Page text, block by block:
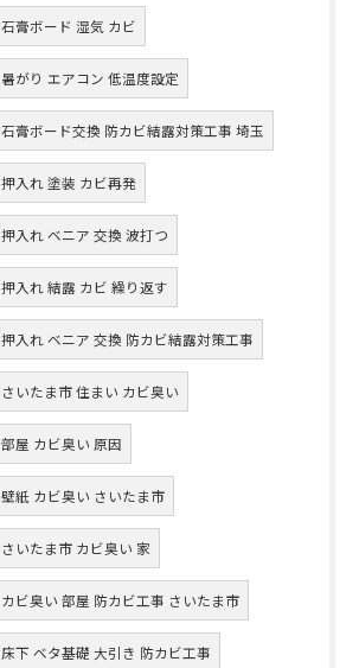
石膏ボード 湿気 カビ
暑がり エアコン 低温度設定
石膏ボード交換 防カビ結露対策工事 埼玉
押入れ 塗装 カビ再発
押入れ ベニア 交換 波打つ
押入れ 結露 カビ 繰り返す
押入れ ベニア 交換 防カビ結露対策工事
さいたま市 住まい カビ臭い
部屋 カビ臭い 原因
壁紙 カビ臭い さいたま市
さいたま市 カビ臭い 家
カビ臭い 部屋 防カビ工事 さいたま市
床下 ベタ基礎 大引き 防カビ工事